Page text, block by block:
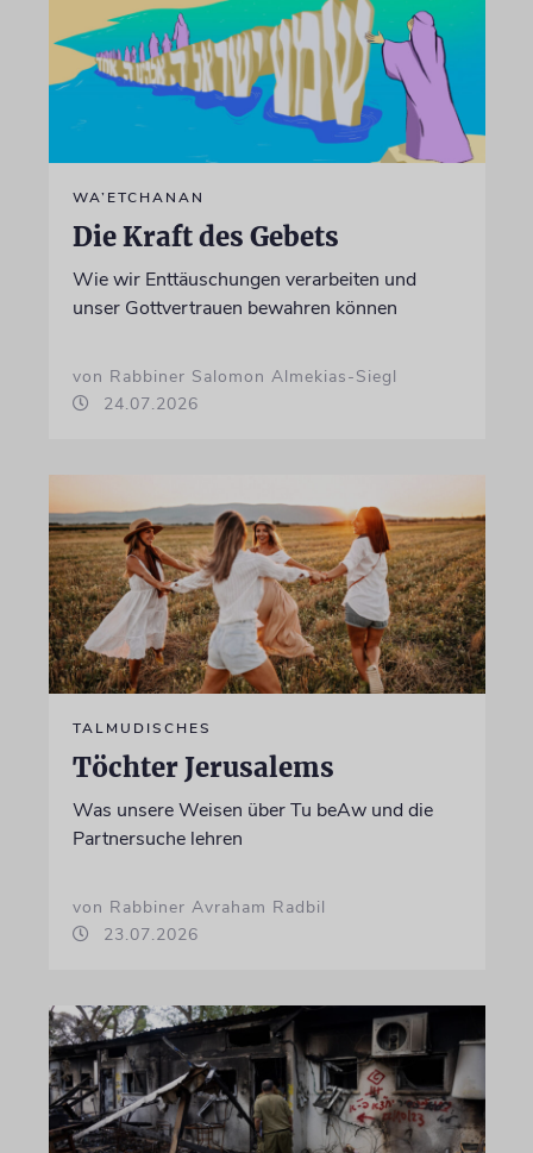
WA’ETCHANAN
Die Kraft des Gebets
Wie wir Enttäuschungen verarbeiten und
unser Gottvertrauen bewahren können
von Rabbiner Salomon Almekias-Siegl
24.07.2026
TALMUDISCHES
Töchter Jerusalems
Was unsere Weisen über Tu beAw und die
Partnersuche lehren
von Rabbiner Avraham Radbil
23.07.2026